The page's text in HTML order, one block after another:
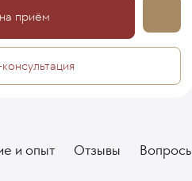
приём
и опыт Отзывы